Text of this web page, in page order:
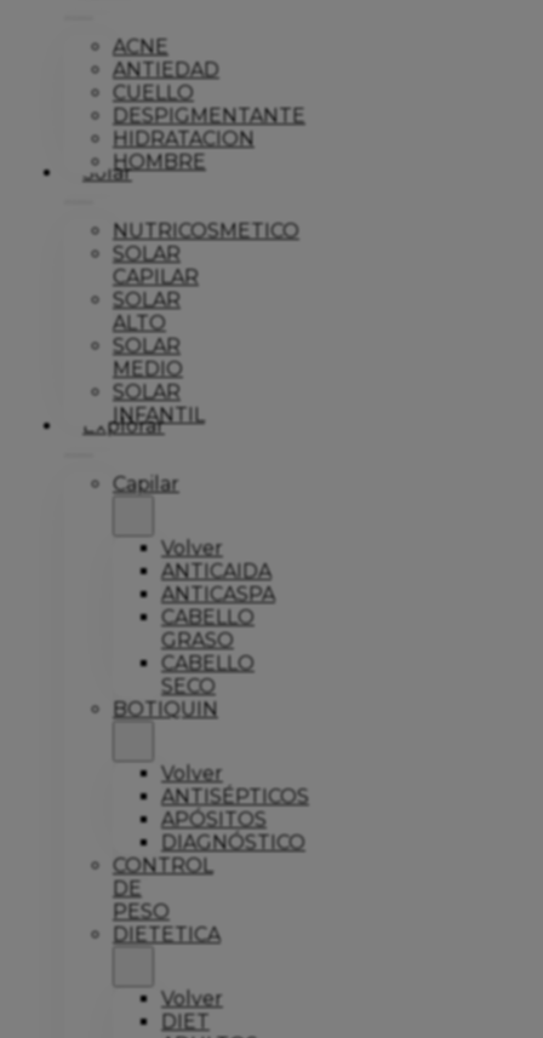
ACNE
ANTIEDAD
CUELLO
DESPIGMENTANTE
HIDRATACION
HOMBRE
Solar
NUTRICOSMETICO
SOLAR
CAPILAR
SOLAR
ALTO
SOLAR
MEDIO
SOLAR
INFANTIL
Explorar
Capilar
Volver
ANTICAIDA
ANTICASPA
CABELLO
GRASO
CABELLO
SECO
BOTIQUIN
Volver
ANTISÉPTICOS
APÓSITOS
DIAGNÓSTICO
CONTROL
DE
PESO
DIETETICA
Volver
DIET